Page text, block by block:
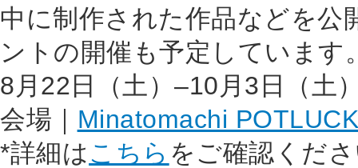
中に制作された作品などを
ントの開催も予定しています
8月22日（土）–10月3日（土
会場｜ Minatomachi
*詳細はこちら をご確認くだ